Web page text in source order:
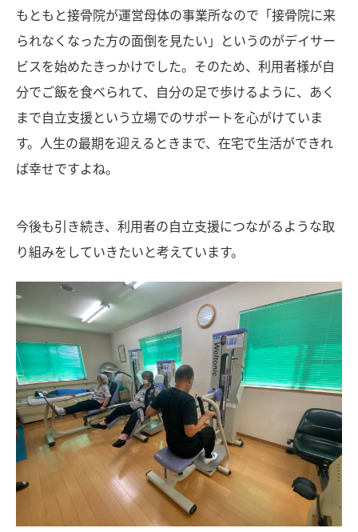
もともと接骨院が運営母体の事業所なので「接骨院に来
られなくなった方の面倒を見たい」というのがデイサー
ビスを始めたきっかけでした。そのため、利用者様が自
分でご飯を食べられて、自分の足で歩けるように、あく
まで自立支援という立場でのサポートを心がけていま
す。人生の最期を迎えるときまで、在宅で生活ができれ
ば幸せですよね。
今後も引き続き、利用者の自立支援につながるような取
り組みをしていきたいと考えています。